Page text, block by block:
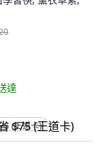
達
(王道卡)